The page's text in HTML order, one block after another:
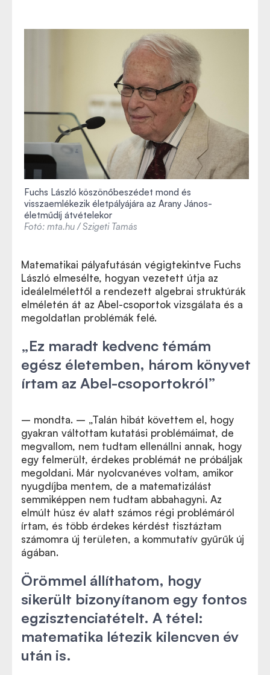
Fuchs László köszönőbeszédet mond és
visszaemlékezik életpályájára az Arany János-
életműdíj átvételekor
Fotó: mta.hu / Szigeti Tamás
Matematikai pályafutásán végigtekintve Fuchs
László elmesélte, hogyan vezetett útja az
ideálelmélettől a rendezett algebrai struktúrák
elméletén át az Abel-csoportok vizsgálata és a
megoldatlan problémák felé.
„Ez maradt kedvenc témám
egész életemben, három könyvet
írtam az Abel-csoportokról”
– mondta. – „Talán hibát követtem el, hogy
gyakran váltottam kutatási problémáimat, de
megvallom, nem tudtam ellenállni annak, hogy
egy felmerült, érdekes problémát ne próbáljak
megoldani. Már nyolcvanéves voltam, amikor
nyugdíjba mentem, de a matematizálást
semmiképpen nem tudtam abbahagyni. Az
elmúlt húsz év alatt számos régi problémáról
írtam, és több érdekes kérdést tisztáztam
számomra új területen, a kommutatív gyűrűk új
ágában.
Örömmel állíthatom, hogy
sikerült bizonyítanom egy fontos
egzisztenciatételt. A tétel:
matematika létezik kilencven év
után is.